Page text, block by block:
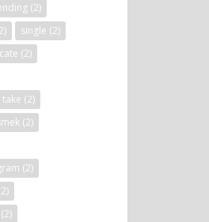
(2)
single (2)
(2)
take (2)
(2)
(2)
(2)